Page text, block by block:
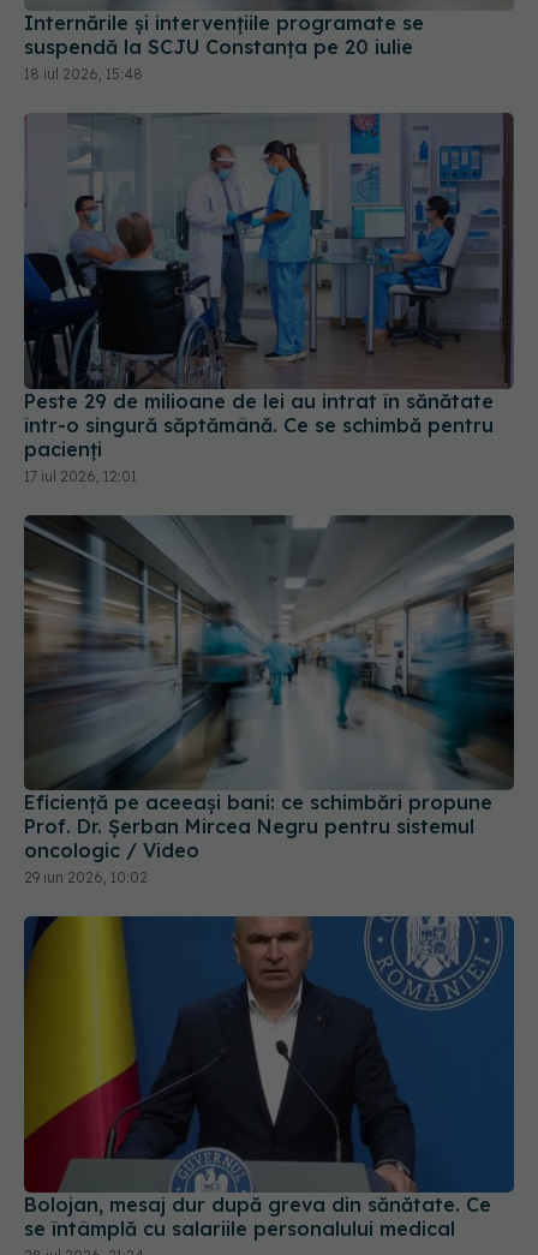
Peste 29 de milioane de lei au intrat în sănătate
într-o singură săptămână. Ce se schimbă pentru
pacienți
17 iul 2026, 12:01
Eficiență pe aceeași bani: ce schimbări propune
Prof. Dr. Șerban Mircea Negru pentru sistemul
oncologic / Video
29 iun 2026, 10:02
Bolojan, mesaj dur după greva din sănătate. Ce
se întâmplă cu salariile personalului medical
28 iul 2026, 21:24